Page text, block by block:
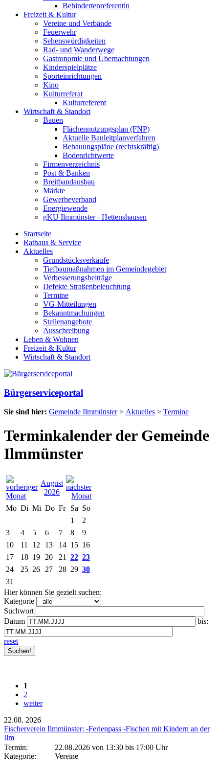
Behindertenreferentin
Freizeit & Kultur
Vereine und Verbände
Feuerwehr
Sehenswürdigkeiten
Rad- und Wanderwege
Gastronomie und Übernachtungen
Kinderspielplätze
Sporteinrichtungen
Kino
Kulturreferat
Kulturreferent
Wirtschaft & Standort
Bauen
Flächennutzungsplan (FNP)
Aktuelle Bauleitplanverfahren
Bebauungspläne (rechtskräftig)
Bodenrichtwerte
Firmenverzeichnis
Post & Banken
Breitbandausbau
Märkte
Gewerbeverband
Energiewende
gKU Ilmmünster - Hettenshausen
Startseite
Rathaus & Service
Aktuelles
Grundstücksverkäufe
Tiefbaumaßnahmen im Gemeindegebiet
Verbesserungsbeiträge
Defekte Straßenbeleuchtung
Termine
VG-Mitteilungen
Bekanntmachungen
Stellenangebote
Ausschreibung
Leben & Wohnen
Freizeit & Kultur
Wirtschaft & Standort
Bürgerserviceportal
Sie sind hier: Gemeinde Ilmmünster> Aktuelles > Termine
Terminkalender der Gemeinde
Ilmmünster
August
2026
Mo Di Mi Do Fr Sa So
1
2
3
4 5 6 7 8
9
10
11 12 13 14 15 16
17
18 19 20 21 22 23
24
25 26 27 28 29 30
31
Hier können Sie gezielt suchen:
Kategorie
Suchwort
Datum
bis:
reset
1
2
weiter
22.08. 2026
Fischerverein Ilmmünster: -Ferienpass -Fischen mit Kindern an der
Ilm
Termin:
22.08.2026 von 13:30 bis 17:00 Uhr
Kategorie:
Vereine